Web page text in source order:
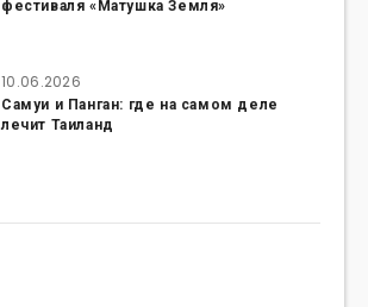
фестиваля «Матушка Земля»
10.06.2026
Самуи и Панган: где на самом деле
лечит Таиланд